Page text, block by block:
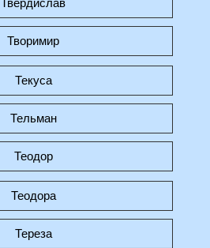
Твердислав
Творимир
Текуса
Тельман
Теодор
Теодора
Тереза